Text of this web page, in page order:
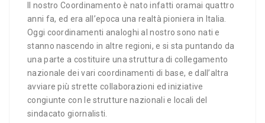
Il nostro Coordinamento è nato infatti oramai quattro
anni fa, ed era all’epoca una realtà pioniera in Italia.
Oggi coordinamenti analoghi al nostro sono nati e
stanno nascendo in altre regioni, e si sta puntando da
una parte a costituire una struttura di collegamento
nazionale dei vari coordinamenti di base, e dall’altra
avviare più strette collaborazioni ed iniziative
congiunte con le strutture nazionali e locali del
sindacato giornalisti.